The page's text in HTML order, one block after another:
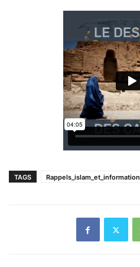
TAGS Rappels_islam_et_information